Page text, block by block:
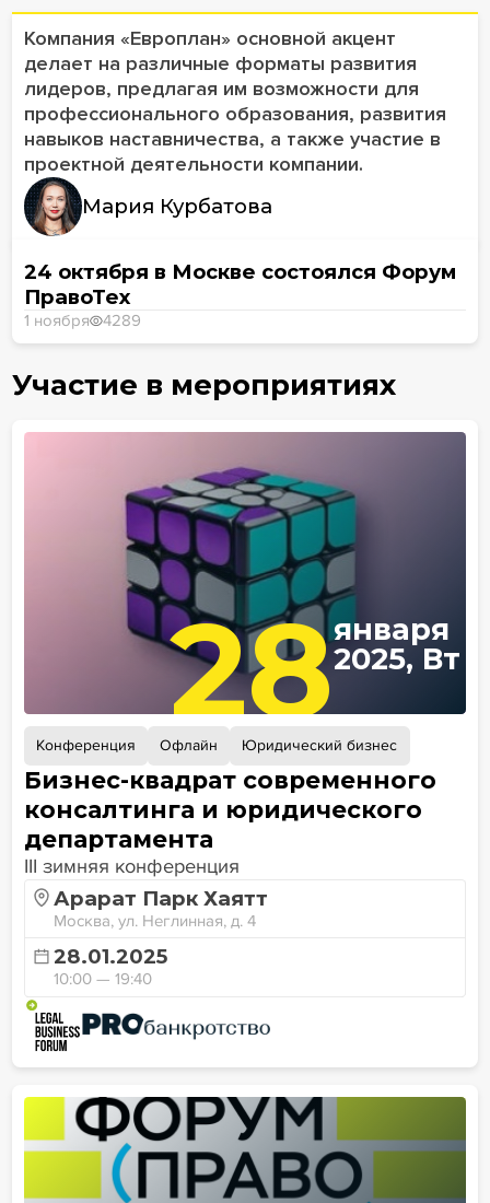
Компания «Европлан» основной акцент
делает на различные форматы развития
лидеров, предлагая им возможности для
профессионального образования, развития
навыков наставничества, а также участие в
проектной деятельности компании.
Мария Курбатова
24 октября в Москве состоялся Форум
ПравоТех
1 ноября 4289
Участие в мероприятиях
28января
2025, Вт
Конференция Офлайн Юридический бизнес
Бизнес-квадрат современного
консалтинга и юридического
департамента
III зимняя конференция
Арарат Парк Хаятт
Москва, ул. Неглинная, д. 4
28.01.2025
10:00 — 19:40